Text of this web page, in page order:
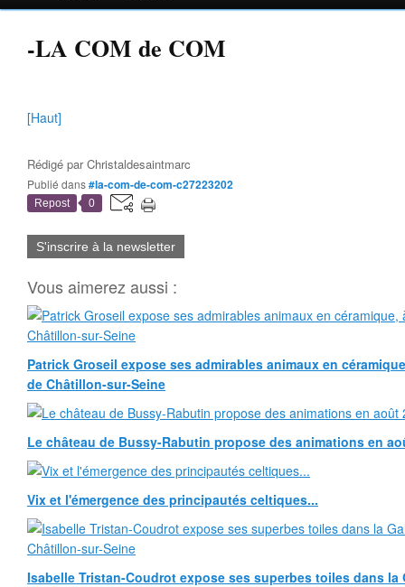
-LA COM de COM
[Haut]
Rédigé parChristaldesaintmarc
Publié dans#la-com-de-com-c27223202
Repost 0
S'inscrire à la newsletter
Vous aimerez aussi :
Patrick Groseil expose ses admirables animaux en
de Châtillon-sur-Seine
Le château de Bussy-Rabutin propose des animations en
Vix et l'émergence des principautés celtiques...
Isabelle Tristan-Coudrot expose ses superbes toiles dans la